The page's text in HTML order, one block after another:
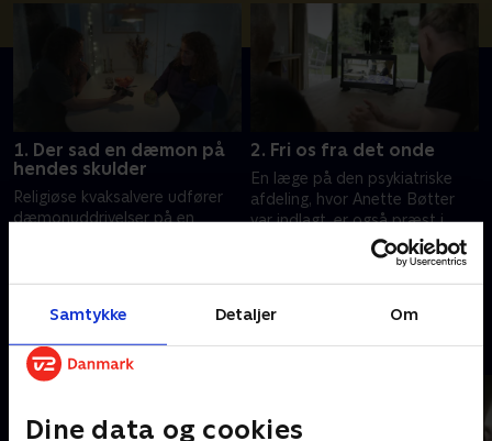
Samtykke Detaljer Om
Dine data og cookies
1. Der sad en dæmon på
hendes skulder
Religiøse kvaksalvere udfører
dæmonuddrivelser på en
de også rådgiver psykisk syge
20. november 2024 • 31 min
2. Fri os fra det onde
En læge på den psykiatriske
afdeling, hvor Anette Bøtter
var indlagt, er også præst i
Pinsekirken. Med skjult kamera
undersøger vi hans syn på
dæmonuddrivelser.
20. november 2024 • 34 min
Andre så også